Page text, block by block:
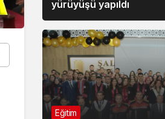
yürüyüşü yapıldı
Eğitim